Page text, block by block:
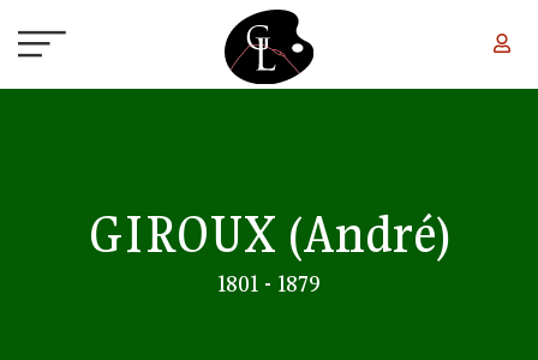
GIROUX (André)
1801 - 1879